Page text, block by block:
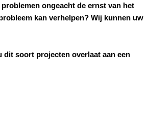
ongeacht de ernst van het
kan verhelpen? Wij kunnen uw
soort projecten overlaat aan een